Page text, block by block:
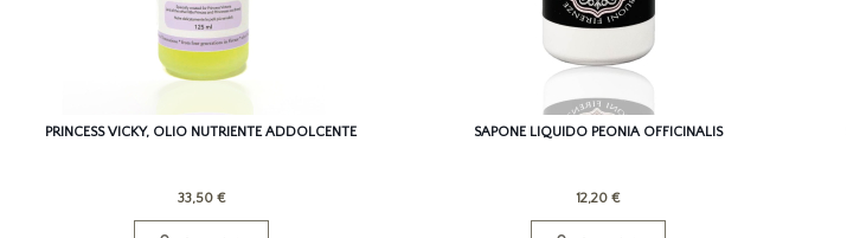
PRINCESS VICKY, OLIO NUTRIENTE ADDOLCENTE
33,50 €
SAPONE LIQUIDO PEONIA OFFICINALIS
12,20 €